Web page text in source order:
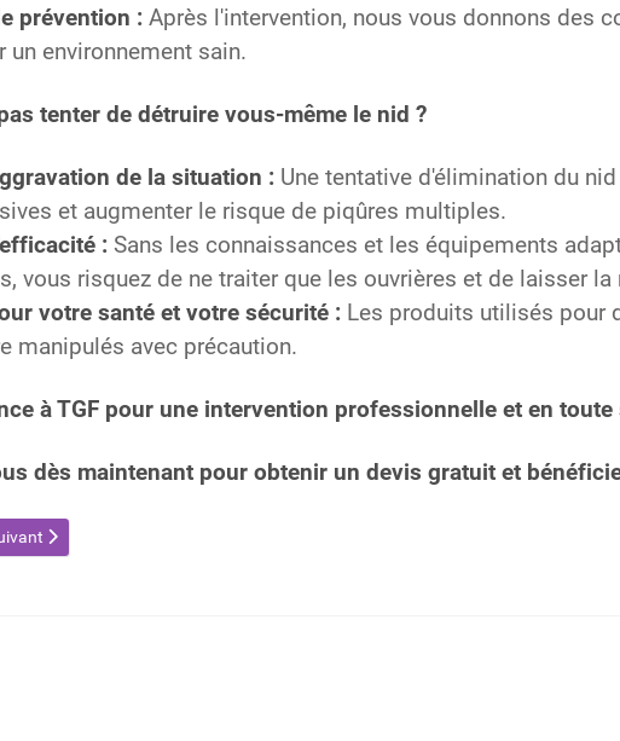
prévention : Après l'intervention, nous vous donnons des
un environnement sain.
tenter de détruire vous-même le nid ?
de la situation : Une tentative d'élimination du
et augmenter le risque de piqûres multiples.
: Sans les connaissances et les équipements
vous risquez de ne traiter que les ouvrières et de laisser
votre santé et votre sécurité : Les produits utilisés pour
manipulés avec précaution.
à TGF pour une intervention professionnelle et en toute
dès maintenant pour obtenir un devis gratuit et
Destruction de nids de guêpes et de frelons à La Bouteille
suivant : Destruction de nids de guêpes et frelons à Buironfosse